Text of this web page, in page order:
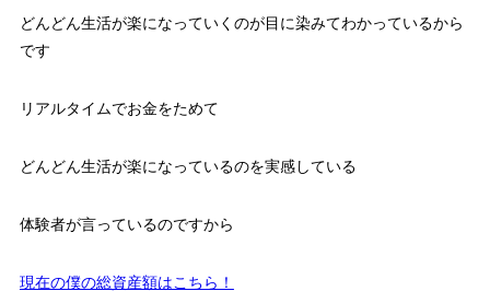
どんどん生活が楽になっていくのが目に染みてわかっているから
です
リアルタイムでお金をためて
どんどん生活が楽になっているのを実感している
体験者が言っているのですから
現在の僕の総資産額はこちら！